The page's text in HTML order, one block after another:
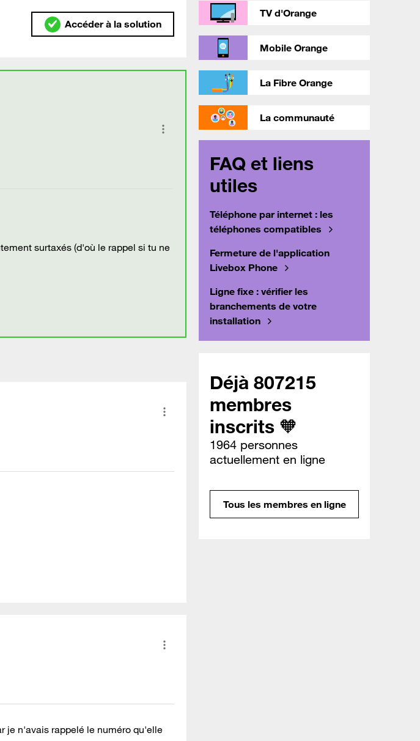
Accéder à la solution
surtaxés (d'où le rappel si tu ne
je n'avais rappelé le numéro qu'elle
TV d'Orange
Mobile Orange
La Fibre Orange
La communauté
FAQ et liens
utiles
Téléphone par internet : les
téléphones compatibles
Fermeture de l'application
Livebox Phone
Ligne fixe : vérifier les
branchements de votre
installation
Déjà 807215
membres
inscrits 🧡
1964 personnes
actuellement en ligne
Tous les membres en ligne